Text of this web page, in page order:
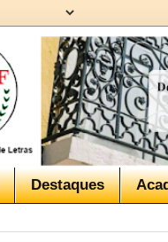
Destaques